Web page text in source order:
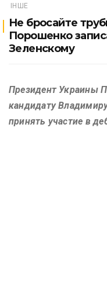
ІНШЕ
Не бросайте
Порошенко
Зеленскому
Президент Украины
кандидату
принять участие в